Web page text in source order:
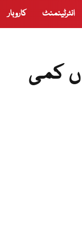
انٹرٹینمنٹ کاروبار
کمی